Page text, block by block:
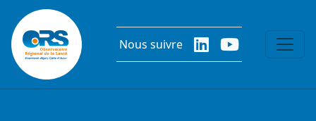
Aller au contenu principal
Nous suivre